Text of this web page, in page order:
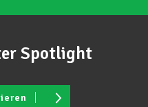
Spotlight